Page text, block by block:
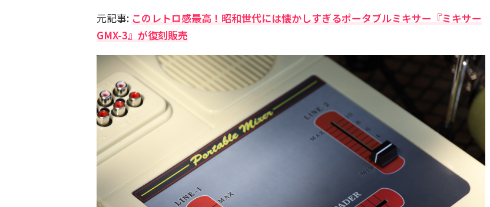
元記事: このレトロ感最高！昭和世代には懐かしすぎるポータブルミキサー『ミキサー
GMX-3』が復刻販売